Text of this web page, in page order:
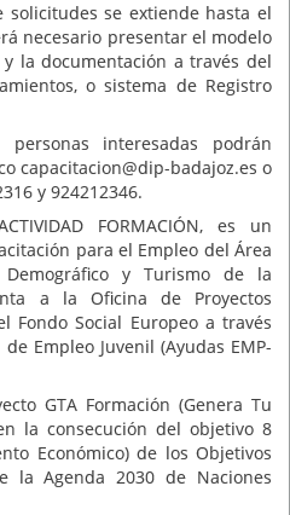
solicitudes se extiende hasta el
necesario presentar el modelo
la documentación a través del
o sistema de Registro
interesadas podrán
capacitacion@dip-badajoz.es o
y 924212346.
FORMACIÓN, es un
para el Empleo del Área
y Turismo de la
a la Oficina de Proyectos
Fondo Social Europeo a través
Empleo Juvenil (Ayudas EMP-
GTA Formación (Genera Tu
la consecución del objetivo 8
Económico) de los Objetivos
la Agenda 2030 de Naciones